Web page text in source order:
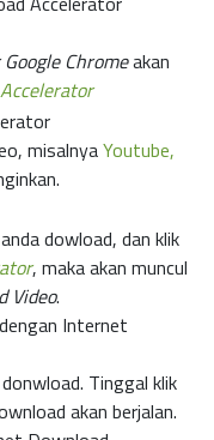
Chromeakan
misalnyaYoutube,
dowload, dan klik
, maka akan muncul
Video.
Tinggal klik
akan berjalan.